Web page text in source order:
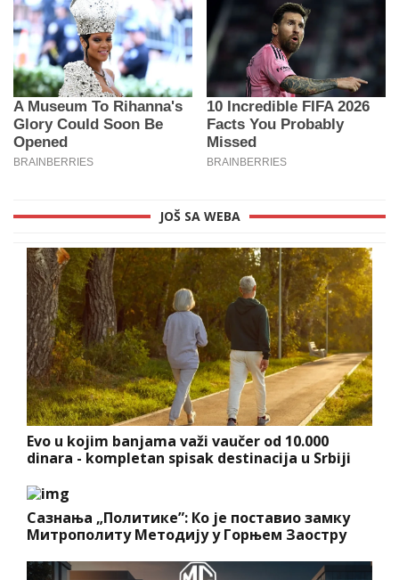
JOŠ SA WEBA
Evo u kojim banjama važi vaučer od 10.000
dinara - kompletan spisak destinacija u Srbiji
Сазнања „Политике”: Ко је поставио замку
Митрополиту Методију у Горњем Заостру